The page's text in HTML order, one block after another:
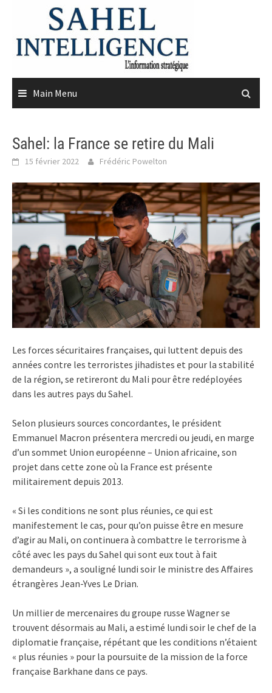
content
Main Menu
Sahel: la France se retire du Mali
15 février 2022 Frédéric Powelton
Les forces sécuritaires françaises, qui luttent depuis des
années contre les terroristes jihadistes et pour la stabilité
de la région, se retireront du Mali pour être redéployées
dans les autres pays du Sahel.
Selon plusieurs sources concordantes, le président
Emmanuel Macron présentera mercredi ou jeudi, en marge
d’un sommet Union européenne – Union africaine, son
projet dans cette zone où la France est présente
militairement depuis 2013.
« Si les conditions ne sont plus réunies, ce qui est
manifestement le cas, pour qu’on puisse être en mesure
d’agir au Mali, on continuera à combattre le terrorisme à
côté avec les pays du Sahel qui sont eux tout à fait
demandeurs », a souligné lundi soir le ministre des Affaires
étrangères Jean-Yves Le Drian.
Un millier de mercenaires du groupe russe Wagner se
trouvent désormais au Mali, a estimé lundi soir le chef de la
diplomatie française, répétant que les conditions n’étaient
« plus réunies » pour la poursuite de la mission de la force
française Barkhane dans ce pays.